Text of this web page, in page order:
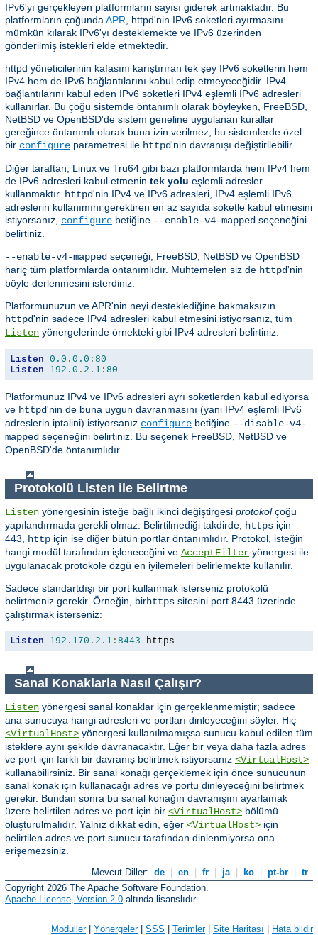
IPv6'yı gerçekleyen platformların sayısı giderek artmaktadır. Bu
platformların çoğunda APR , httpd'nin IPv6 soketleri ayırmasını
mümkün kılarak IPv6'yı desteklemekte ve IPv6 üzerinden
gönderilmiş istekleri elde etmektedir.
httpd yöneticilerinin kafasını karıştırıran tek şey IPv6 soketlerin hem
IPv4 hem de IPv6 bağlantılarını kabul edip etmeyeceğidir. IPv4
bağlantılarını kabul eden IPv6 soketleri IPv4 eşlemli IPv6 adresleri
kullanırlar. Bu çoğu sistemde öntanımlı olarak böyleyken, FreeBSD,
NetBSD ve OpenBSD'de sistem geneline uygulanan kurallar
gereğince öntanımlı olarak buna izin verilmez; bu sistemlerde özel
bir configure parametresi ile httpd'nin davranışı değiştirilebilir.
Diğer taraftan, Linux ve Tru64 gibi bazı platformlarda hem IPv4 hem
de IPv6 adresleri kabul etmenin tek yolu eşlemli adresler
kullanmaktır. httpd'nin IPv4 ve IPv6 adresleri, IPv4 eşlemli IPv6
adreslerin kullanımını gerektiren en az sayıda soketle kabul etmesini
istiyorsanız, configure betiğine --enable-v4-mapped seçeneğini
belirtiniz.
--enable-v4-mapped seçeneği, FreeBSD, NetBSD ve OpenBSD
hariç tüm platformlarda öntanımlıdır. Muhtemelen siz de httpd'nin
böyle derlenmesini isterdiniz.
Platformunuzun ve APR'nin neyi desteklediğine bakmaksızın
httpd'nin sadece IPv4 adresleri kabul etmesini istiyorsanız, tüm
Listen yönergelerinde örnekteki gibi IPv4 adresleri belirtiniz:
Listen 0.0 . 0.0 : 80
Listen
192.0 . 2.1 : 80
Platformunuz IPv4 ve IPv6 adresleri ayrı soketlerden kabul ediyorsa
ve httpd'nin de buna uygun davranmasını (yani IPv4 eşlemli IPv6
adreslerin iptalini) istiyorsanız configure betiğine --disable-v4-
mapped seçeneğini belirtiniz. Bu seçenek FreeBSD, NetBSD ve
OpenBSD'de öntanımlıdır.
Protokolü Listen ile Belirtme
Listen yönergesinin isteğe bağlı ikinci değiştirgesi protokolçoğu
yapılandırmada gerekli olmaz. Belirtilmediği takdirde,
https için
443,
http için ise diğer bütün portlar öntanımlıdır. Protokol, isteğin
hangi modül tarafından işleneceğini ve AcceptFilter yönergesi ile
uygulanacak protokole özgü en iyilemeleri belirlemekte kullanılır.
Sadece standartdışı bir port kullanmak isterseniz protokolü
belirtmeniz gerekir. Örneğin, birhttps sitesini port 8443 üzerinde
çalıştırmak isterseniz:
Listen 192.170 . 2.1 : 8443 https
Sanal Konaklarla Nasıl Çalışır?
Listen yönergesi sanal konaklar için gerçeklenmemiştir; sadece
ana sunucuya hangi adresleri ve portları dinleyeceğini söyler. Hiç
<VirtualHost> yönergesi kullanılmamışsa sunucu kabul edilen tüm
isteklere aynı şekilde davranacaktır. Eğer bir veya daha fazla adres
ve port için farklı bir davranış belirtmek istiyorsanız <VirtualHost>
kullanabilirsiniz. Bir sanal konağı gerçeklemek için önce sunucunun
sanal konak için kullanacağı adres ve portu dinleyeceğini belirtmek
gerekir. Bundan sonra bu sanal konağın davranışını ayarlamak
üzere belirtilen adres ve port için bir <VirtualHost> bölümü
oluşturulmalıdır. Yalnız dikkat edin, eğer <VirtualHost> için
belirtilen adres ve port sunucu tarafından dinlenmiyorsa ona
erişemezsiniz.
Mevcut Diller: de en fr ja ko pt-br
tr
Copyright 2026 The Apache Software Foundation.
Apache License, Version 2.0 altında lisanslıdır.
Modüller| Yönergeler| SSS Terimler| Site Haritası Hata bildir